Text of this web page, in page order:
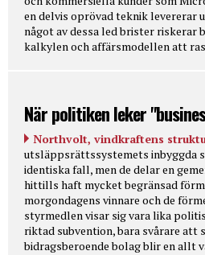
en delvis oprövad teknik levererar
något av dessa led brister riskerar
kalkylen och affärsmodellen att
När politiken leker
Northvolt, vindkraftens
utsläppsrättssystemets inbyggda
identiska fall, men de delar en
hittills haft mycket begränsad
morgondagens vinnare och de
styrmedlen visar sig vara lika
riktad subvention, bara svårare att
bidragsberoende bolag blir en allt